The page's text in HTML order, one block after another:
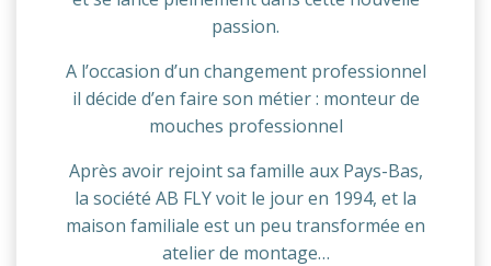
passion.
A l’occasion d’un changement professionnel
il décide d’en faire son métier : monteur de
mouches professionnel
Après avoir rejoint sa famille aux Pays-Bas,
la société AB FLY voit le jour en 1994, et la
maison familiale est un peu transformée en
atelier de montage…